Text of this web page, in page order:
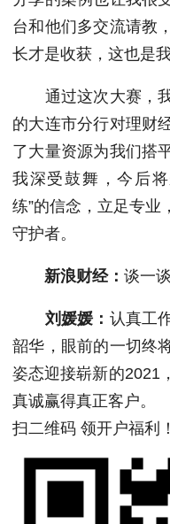
台和他们多交流请教
长才是收获，这也是
通过这次大赛，我
的大连市分行对理财
了大量资源为我们搭
我深受鼓舞，今后
练”的信念，立足专业
守护者。
新浪财经： 谈一
刘媛媛： 认真工
韶华，眼前的一切终
姿态迎接崭新的2021
真诚赢得真正客户。
扫二维码 领开户福利！